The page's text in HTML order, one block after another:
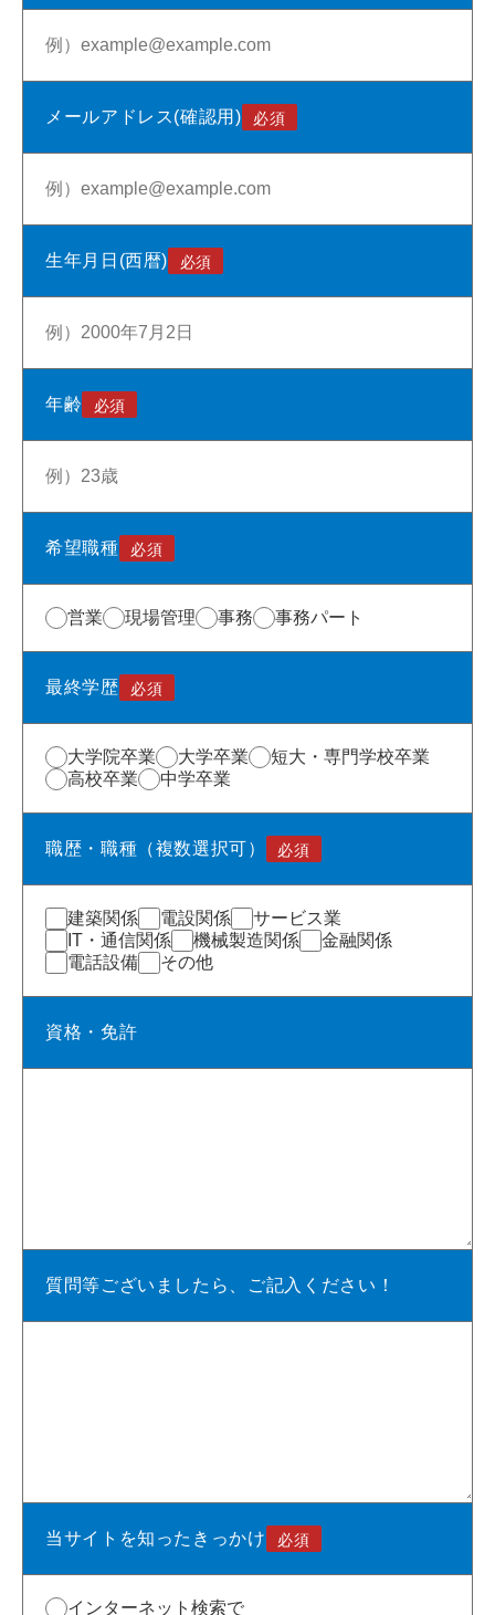
メールアドレス(確認用)
生年月日(西暦)
年齢
希望職種
営業 現場管理 事務 事務パート
最終学歴
大学院卒業 大学卒業
短大・専門学校卒業
高校卒業
中学卒業
職歴・職種（複数選択可）
建築関係 電設関係
サービス業
IT・通信関係
機械製造関係
金融関係
電話設備
その他
資格・免許
質問等ございましたら、ご記入ください！
当サイトを知ったきっかけ
インターネット検索で